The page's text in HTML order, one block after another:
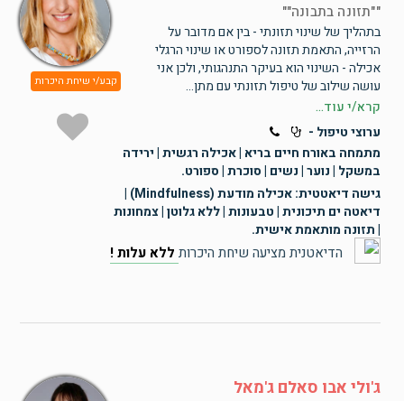
קבע/י שיחת היכרות
"תזונה בתבונה"
בתהליך של שינוי תזונתי - בין אם מדובר על
הרזייה, התאמת תזונה לספורט או שינוי הרגלי
אכילה - השינוי הוא בעיקר התנהגותי, ולכן אני
עושה שילוב של טיפול תזונתי עם מתן...
קרא/י עוד...
ערוצי טיפול -
מתמחה באורח חיים בריא | אכילה רגשית | ירידה
במשקל | נוער | נשים | סוכרת | ספורט.
גישה דיאטטית: אכילה מודעת (Mindfulness) |
דיאטה ים תיכונית | טבעונות | ללא גלוטן | צמחונות
| תזונה מותאמת אישית.
הדיאטנית מציעה שיחת היכרות ללא עלות !
ג'ולי אבו סאלם ג'מאל